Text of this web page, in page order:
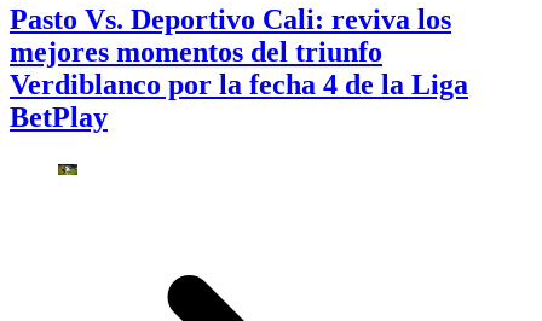
Pasto Vs. Deportivo Cali: reviva los
mejores momentos del triunfo
Verdiblanco por la fecha 4 de la Liga
BetPlay